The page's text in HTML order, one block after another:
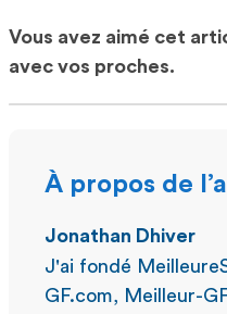
Vous avez aimé cet
avec vos proches.
À propos de
Jonathan Dhiver
J'ai fondé
GF.com, Meilleur-